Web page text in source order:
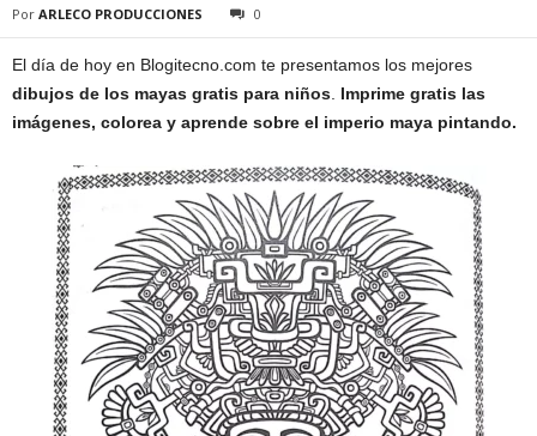
Por ARLECO PRODUCCIONES 0
El día de hoy en Blogitecno.com te presentamos los mejores
dibujos de los mayas gratis para niños Imprime gratis las
imágenes, colorea y aprende sobre el imperio maya pintando.